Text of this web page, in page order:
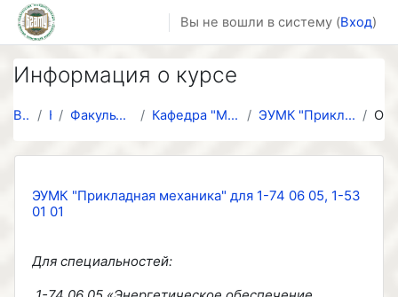
Перейти к основному содержанию
Вы не вошли в систему (Вход)
Информация о курсе
В начало Курсы Факультет Технический сервис в АПК Кафедра "Механики материалов и деталей машин" ЭУМК "Прикладная механика" для 1-74 06 05, 1-53 01 01
ЭУМК "Прикладная механика" для 1-74 06 05, 1-53
01 01
Для специальностей: